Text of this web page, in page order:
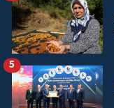
5